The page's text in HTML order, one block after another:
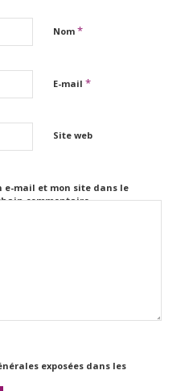
Nom *
E-mail *
Site web
e-mail et mon site dans le
commentaire.
exposées dans les